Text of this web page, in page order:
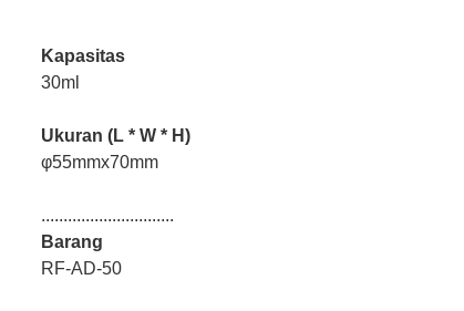
Kapasitas
30ml
Ukuran (L * W * H)
φ55mmx70mm
..............................
Barang
RF-AD-50